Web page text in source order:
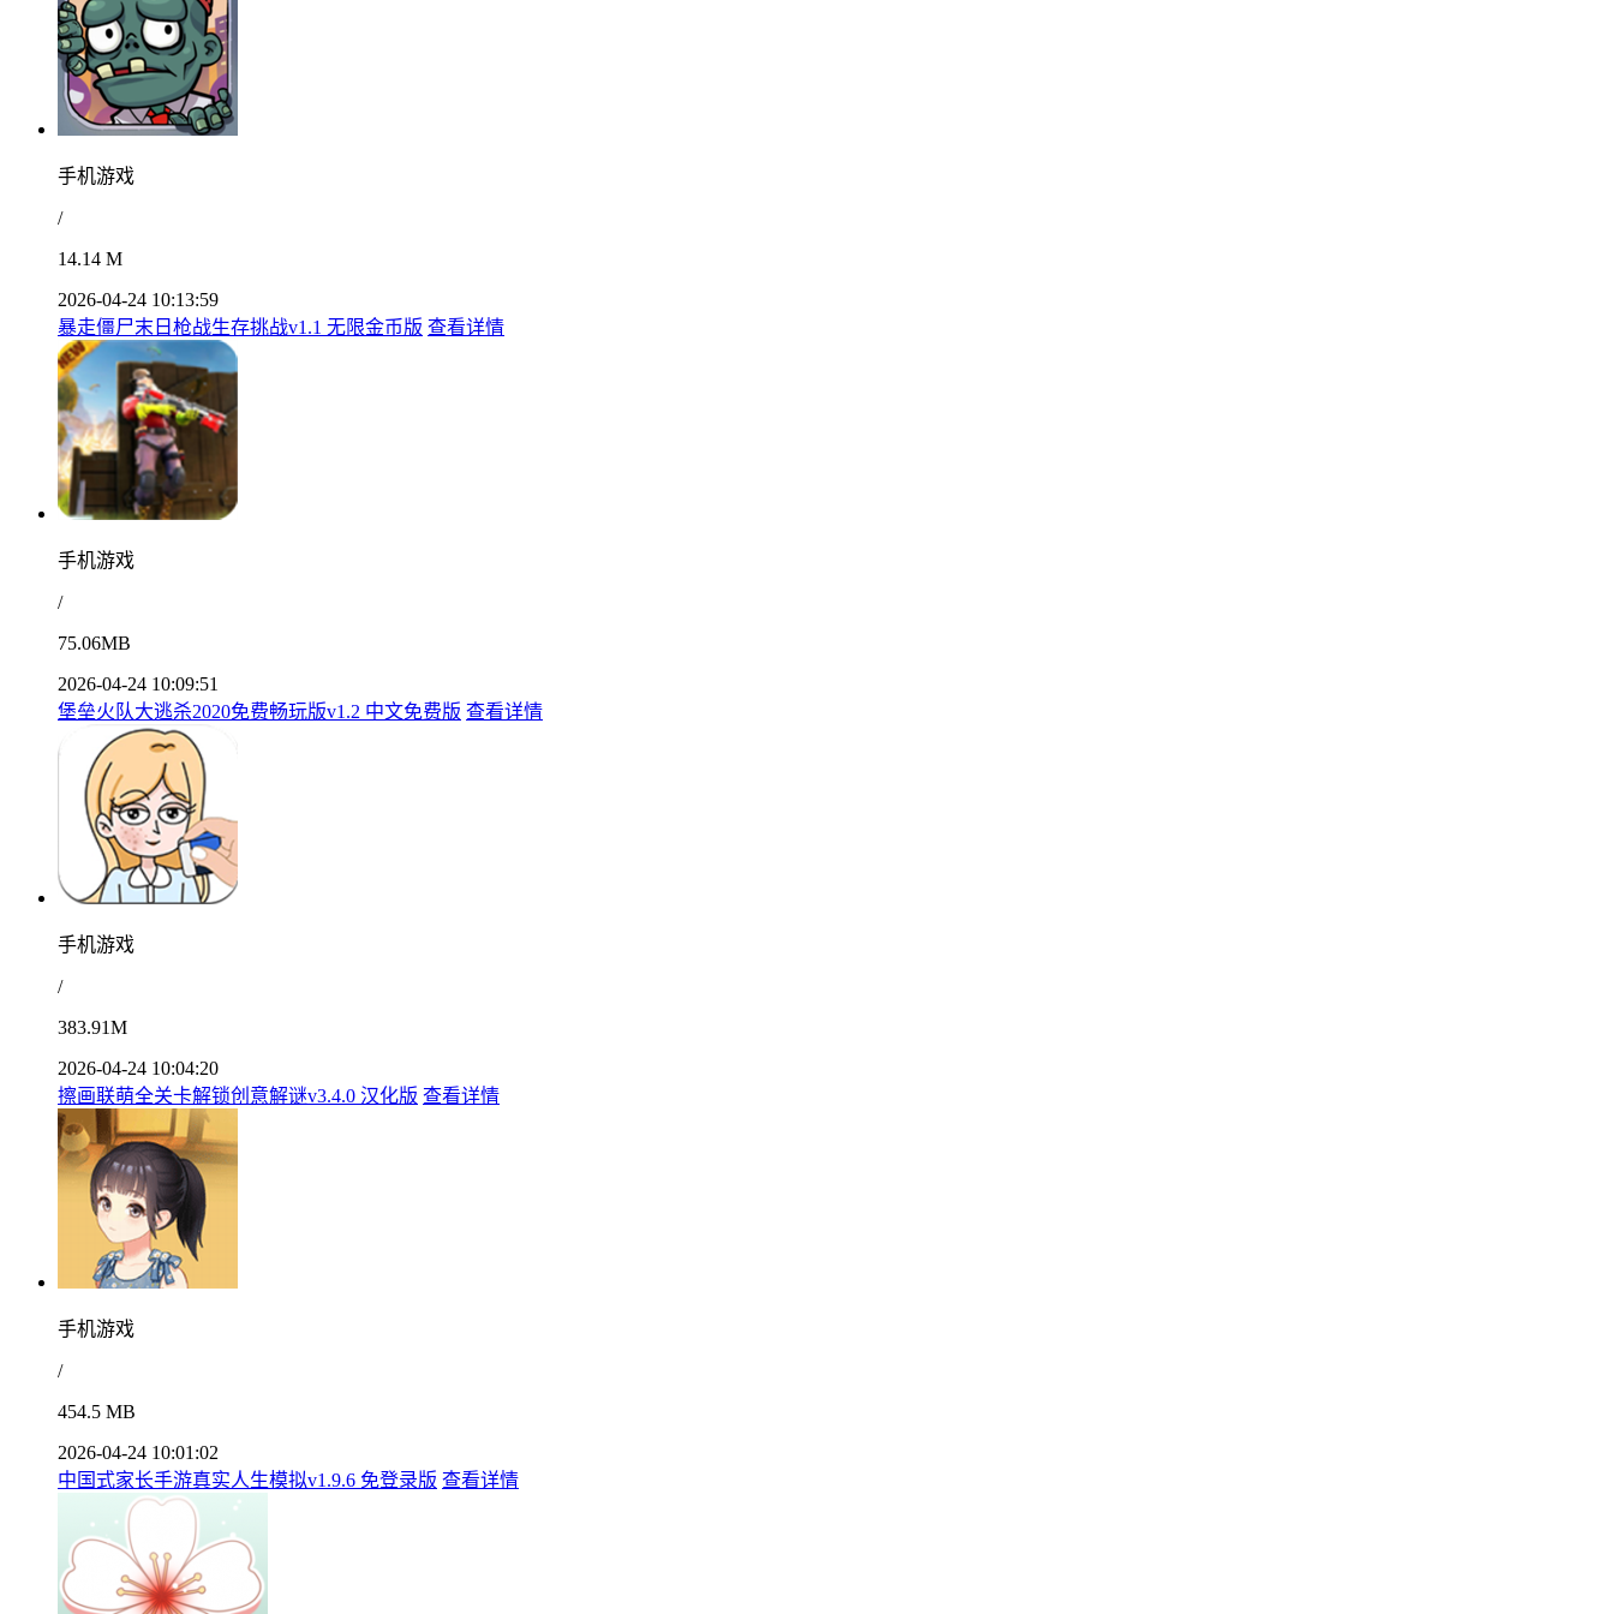
手机游戏
/
14.14 M
2026-04-24 10:13:59
暴走僵尸末日枪战生存挑战v1.1 无限金币版 查看详情
手机游戏
/
75.06MB
2026-04-24 10:09:51
堡垒火队大逃杀2020免费畅玩版v1.2 中文免费版 查看详情
手机游戏
/
383.91M
2026-04-24 10:04:20
擦画联萌全关卡解锁创意解谜v3.4.0 汉化版 查看详情
手机游戏
/
454.5 MB
2026-04-24 10:01:02
中国式家长手游真实人生模拟v1.9.6 免登录版 查看详情